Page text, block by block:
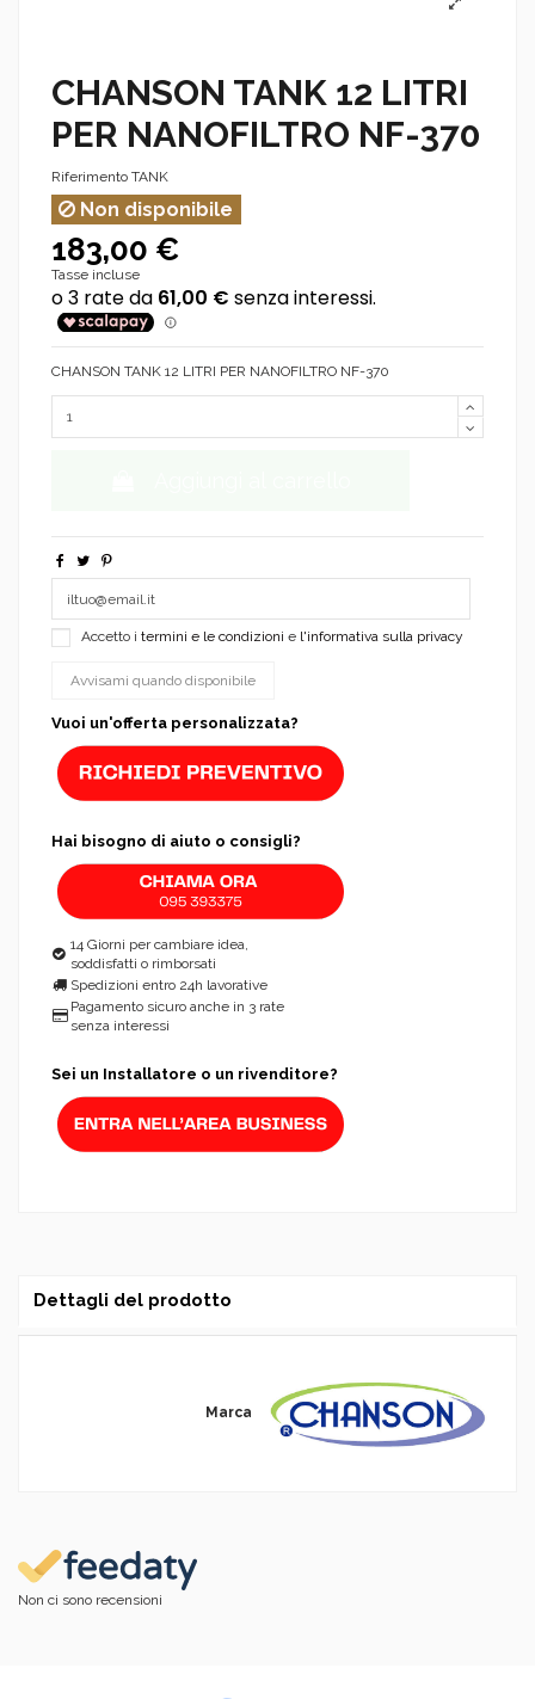
CHANSON TANK 12 LITRI
PER NANOFILTRO NF-370
Riferimento TANK
Non disponibile
183,00 €
Tasse incluse
CHANSON TANK 12 LITRI PER NANOFILTRO NF-370
Accetto i termini e le condizioni e l'informativa sulla privacy
Vuoi un'offerta personalizzata?
Hai bisogno di aiuto o consigli?
14 Giorni per cambiare idea,
soddisfatti o rimborsati
Spedizioni entro 24h lavorative
Pagamento sicuro anche in 3 rate
senza interessi
Sei un Installatore o un rivenditore?
Dettagli del prodotto
Marca
Non ci sono recensioni